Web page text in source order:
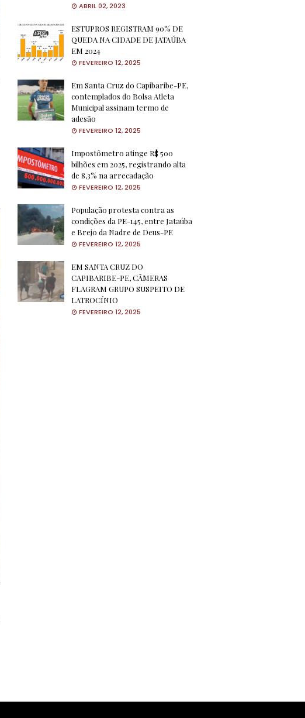
ABRIL 02, 2023
ESTUPROS REGISTRAM 90% DE
QUEDA NA CIDADE DE JATAÚBA
EM 2024
FEVEREIRO 12, 2025
Em Santa Cruz do Capibaribe-PE,
contemplados do Bolsa Atleta
Municipal assinam termo de
adesão
FEVEREIRO 12, 2025
Impostômetro atinge R$ 500
bilhões em 2025, registrando alta
de 8,3% na arrecadação
FEVEREIRO 12, 2025
População protesta contra as
condições da PE-145, entre Jataúba
e Brejo da Nadre de Deus-PE
FEVEREIRO 12, 2025
EM SANTA CRUZ DO
CAPIBARIBE-PE, CÂMERAS
FLAGRAM GRUPO SUSPEITO DE
LATROCÍNIO
FEVEREIRO 12, 2025